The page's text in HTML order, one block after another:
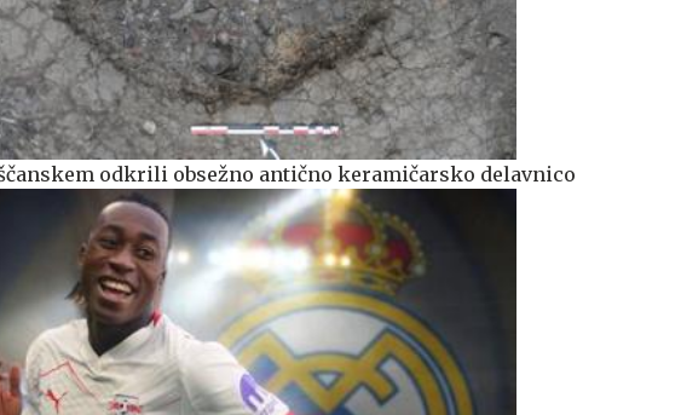
odkrili obsežno antično keramičarsko delavnico